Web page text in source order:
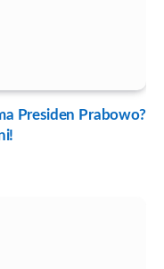
Presiden Prabowo?